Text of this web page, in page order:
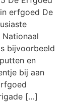
erfgoed De
bijvoorbeeld
en
bij aan
[…]